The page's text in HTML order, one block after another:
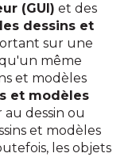
(GUI) et des
dessins et
sur une
même
et modèles
et modèles
au dessin ou
et modèles
les objets